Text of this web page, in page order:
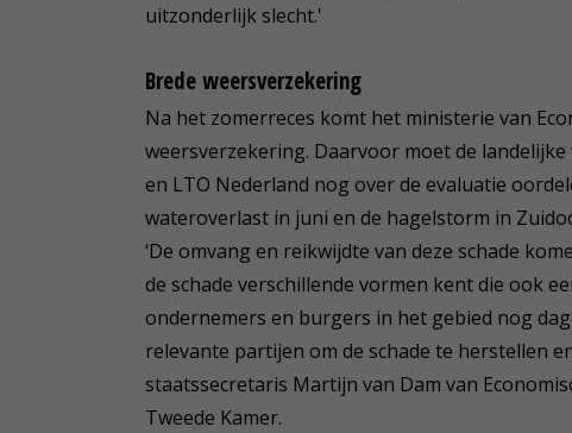
uitzonderlijk slecht.'
Brede weersverzekering
Na het zomerreces komt het ministerie van
weersverzekering. Daarvoor moet de
en LTO Nederland nog over de evaluatie
wateroverlast in juni en de hagelstorm in
‘De omvang en reikwijdte van deze schade
de schade verschillende vormen kent die ook
ondernemers en burgers in het gebied nog
relevante partijen om de schade te herstellen
staatssecretaris Martijn van Dam van
Tweede Kamer.